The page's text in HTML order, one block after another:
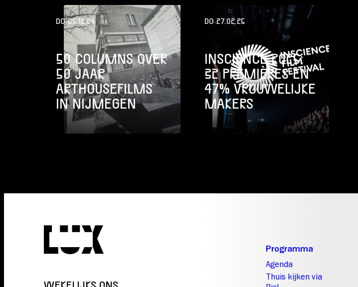
DO 05.12.24
50 COLUMNS OVER
50 JAAR
ARTHOUSEFILMS
IN NIJMEGEN
DO 27.02.25
INSCIENCE 2025:
32 PREMIÈRES EN
47% VROUWELIJKE
MAKERS
Programma
Agenda
Thuis kijken via